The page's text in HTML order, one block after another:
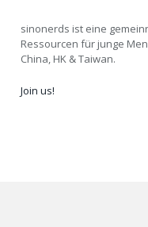
sinonerds ist eine
Ressourcen für junge
China, HK & Taiwan.
Join us!